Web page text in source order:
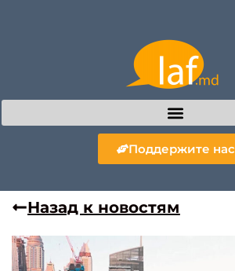
Поддержите нас
Назад к новостям